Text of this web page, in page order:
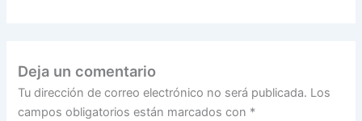
Deja un comentario
Tu dirección de correo electrónico no será publicada. Los
campos obligatorios están marcados con *